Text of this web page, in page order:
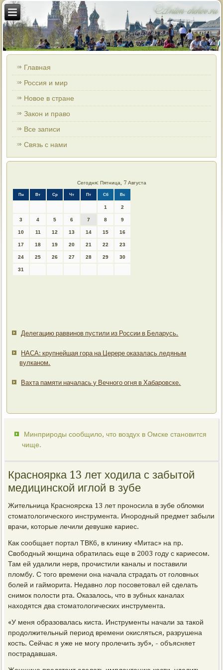
Главная
Россия и мир
Новое в стране
Закон и право
Все записи
Связь с нами
Сегодня: Пятница, 7 Августа
Пн Вт Ср Чт Пт Сб Вс
1 2
3 4 5 6 7 8 9
10 11 12 13 14 15 16
17 18 19 20 21 22 23
24 25 26 27 28 29 30
31
Делегацию раввинов пустили из России в Беларусь.
НАСА: крупнейшая гора на Церере оказалась ледяным
вулканом.
Вахта памяти началась у Вечного огня в Хабаровске.
Минприроды сообщило, что воздух в Омске становится
чище.
Красноярка 13 лет ходила с забытой
медицинской иглой в зубе
Жительница Красноярска 13 лет проносила в зубе обломки
стоматологического инструмента. Инородный предмет забыли
врачи, которые лечили девушке кариес.
Как сообщает портал ТВК6, в клинику «Митас» на пр.
Свободный жнщина обратилась еще в 2003 году с кариесом.
Там ей удалили нерв, прочистили каналы и поставили
пломбу. С того времени она начала страдать от головных
болей и гайморита. Недавно лор посоветовал ей сделать
снимок полости рта. Оказалось, что в зубных каналах
находятся два стоматологических инструмента.
«У меня образовалась киста. Инструменты начали за такой
продолжительный период времени окисляться, разрушена
кость. Сейчас я уже не могу пролечить зуб», - объясняет
пострадавшая.